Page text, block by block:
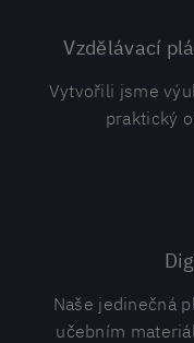
Vzdělávací
Vytvořili jsme
praktický
Naše jedinečná
učebním